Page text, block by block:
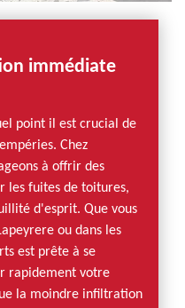
immédiate
point il est crucial de
Chez
à offrir des
les fuites de toitures,
d'esprit. Que vous
ou dans les
est prête à se
rapidement votre
la moindre infiltration